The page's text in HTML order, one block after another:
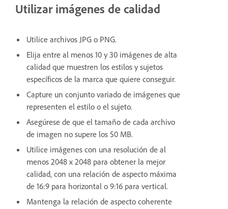
Utilizar imágenes de calidad
Utilice archivos JPG o PNG.
Elija entre al menos 10 y 30 imágenes de alta
calidad que muestren los estilos y sujetos
específicos de la marca que quiere conseguir.
Capture un conjunto variado de imágenes que
representen el estilo o el sujeto.
Asegúrese de que el tamaño de cada archivo
de imagen no supere los 50 MB.
Utilice imágenes con una resolución de al
menos 2048 x 2048 para obtener la mejor
calidad, con una relación de aspecto máxima
de 16:9 para horizontal o 9:16 para vertical.
Mantenga la relación de aspecto coherente